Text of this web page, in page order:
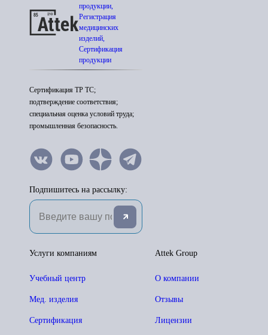
продукции,
Регистрация
медицинских
изделий,
Сертификация
продукции
Сертификация ТР ТС;
подтверждение соответствия;
специальная оценка условий труда;
промышленная безопасность.
Подпишитесь на рассылку:
Attek Group
О компании
Отзывы
Лицензии
Услуги компаниям
Учебный центр
Мед. изделия
Сертификация